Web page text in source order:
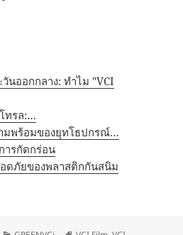
นออกกลาง: ทำไม "VCI
ทรล:…
ามพร้อมของยุทโธปกรณ์…
ารกัดกร่อน
ดภัยของพลาสติกกันสนิม